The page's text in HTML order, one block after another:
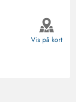
Vis på kort